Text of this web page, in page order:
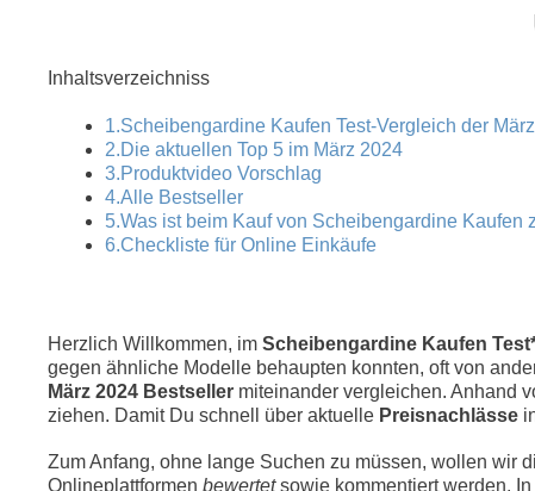
Inhaltsverzeichniss
1.Scheibengardine Kaufen Test-Vergleich der
2.Die aktuellen Top 5 im März 2024
3.Produktvideo Vorschlag
4.Alle Bestseller
5.Was ist beim Kauf von Scheibengardine Kaufen
6.Checkliste für Online Einkäufe
Herzlich Willkommen, im Scheibengardine Kaufen
gegen ähnliche Modelle behaupten konnten, oft von
März 2024 Bestseller miteinander vergleichen. Anhand
ziehen. Damit Du schnell über aktuelle Preisnachlässe
Zum Anfang, ohne lange Suchen zu müssen, wollen wir
Onlineplattformen bewertetsowie kommentiert werden.